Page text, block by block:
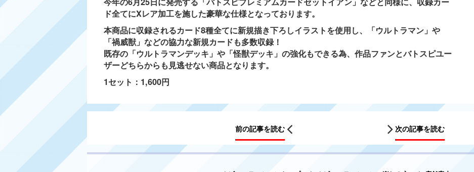
ド全てにXレア加工を施した豪華な仕様となっております。
本商品に収録されるカード8種全てに新規描き下ろしイラストを使用し、「ウルトラマン」や
「禍威獣」などの協力な新規カードも多数収録！
既存の「ウルトラマンデッキ」や「怪獣デッキ」の強化もできる為、作品ファンとバトスピユー
ザーどちらからも見逃せない商品となります。
1セット：1,600円
前の記事を読む 次の記事を読む